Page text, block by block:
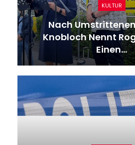
KULTUR
Nach
Knobloch Nennt
Einen…